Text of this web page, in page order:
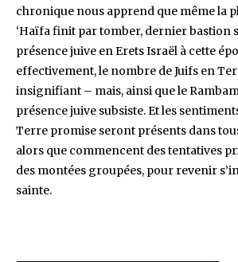
chronique nous apprend que même la
‘Haïfa finit par tomber, dernier bastion
présence juive en Erets Israël à cette
effectivement, le nombre de Juifs en
insignifiant – mais, ainsi que le
présence juive subsiste. Et les
Terre promise seront présents dans
alors que commencent des tentatives
des montées groupées, pour revenir
sainte.